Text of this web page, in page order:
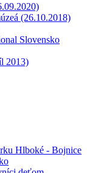
(26.10.2018)
Slovensko
2013)
Hlboké - Bojnice